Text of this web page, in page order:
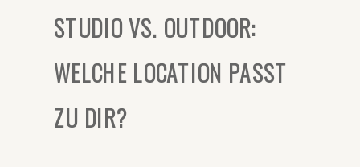
STUDIO VS. OUTDOOR:
WELCHE LOCATION PASST
ZU DIR?